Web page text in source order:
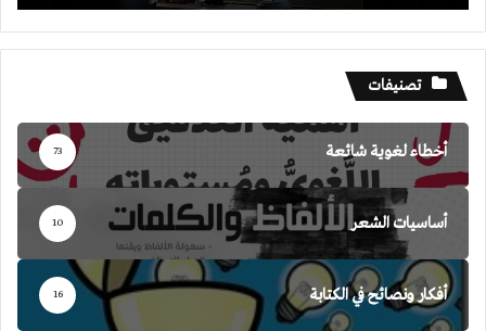
تصنيفات
أخطاء لغوية شائعة 73
أساسيات الشعر 10
أفكار ونصائح في الكتابة 16